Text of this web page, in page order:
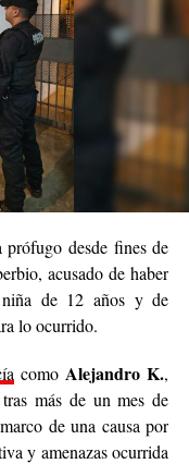
Sexta mientras los
de participación en el
localizado y los USD
tampoco fueron
tareas investigativas
el caso.
desde fines de
acusado de haber
niña de 12 años y de
lo ocurrido.
como Alejandro K.,
más de un mes de
de una causa por
y amenazas ocurrida